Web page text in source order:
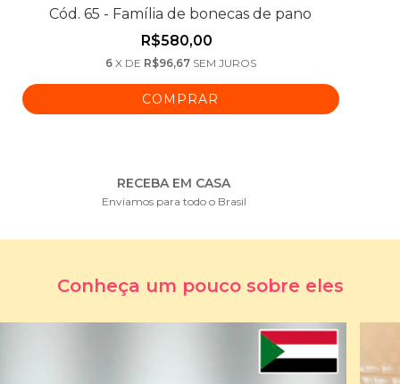
Cód. 65 - Família de bonecas de pano
R$580,00
6 X DE R$96,67 SEM JUROS
RECEBA EM CASA
Enviamos para todo o Brasil
Conheça um pouco sobre eles